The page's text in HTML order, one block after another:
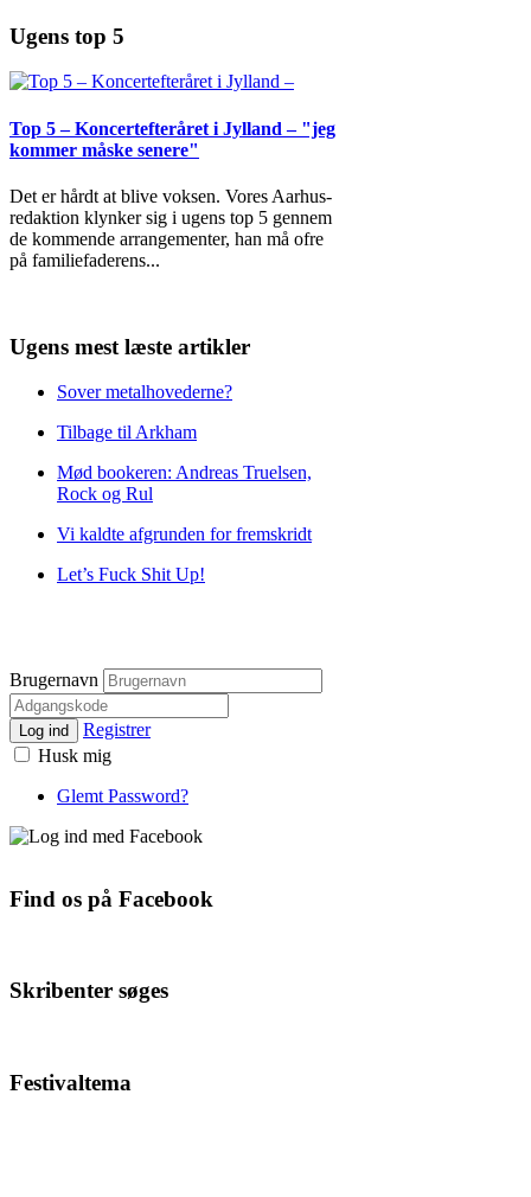
Ugens top 5
Top 5 – Koncertefteråret i Jylland – "jeg
kommer måske senere"
Det er hårdt at blive voksen. Vores Aarhus-
redaktion klynker sig i ugens top 5 gennem
de kommende arrangementer, han må ofre
på familiefaderens...
Ugens mest læste artikler
Sover metalhovederne?
Tilbage til Arkham
Mød bookeren: Andreas Truelsen,
Rock og Rul
Vi kaldte afgrunden for fremskridt
Let’s Fuck Shit Up!
Brugernavn
Log ind
Registrer
Husk mig
Glemt Password?
Find os på Facebook
Skribenter søges
Festivaltema